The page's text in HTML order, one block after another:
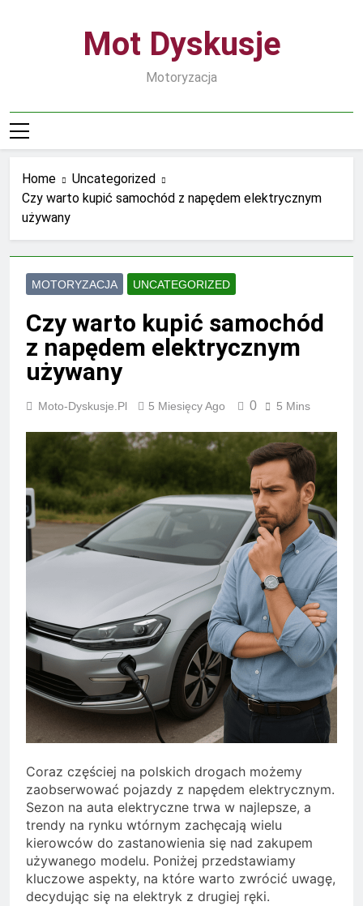
Mot Dyskusje
Motoryzacja
Home
Uncategorized
Czy warto kupić samochód z napędem elektrycznym
używany
MOTORYZACJA UNCATEGORIZED
Czy warto kupić samochód
z napędem elektrycznym
używany
Moto-Dyskusje.pl 5 Miesięcy Ago 0 5 Mins
Coraz częściej na polskich drogach możemy
zaobserwować pojazdy z napędem elektrycznym.
Sezon na auta elektryczne trwa w najlepsze, a
trendy na rynku wtórnym zachęcają wielu
kierowców do zastanowienia się nad zakupem
używanego modelu. Poniżej przedstawiamy
kluczowe aspekty, na które warto zwrócić uwagę,
decydując się na elektryk z drugiej ręki.